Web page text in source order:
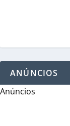
ANÚNCIOS
Anúncios